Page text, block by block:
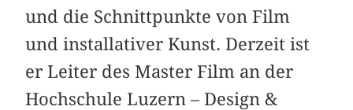
und die Schnittpunkte von Film
und installativer Kunst. Derzeit ist
er Leiter des Master Film an der
Hochschule Luzern – Design &